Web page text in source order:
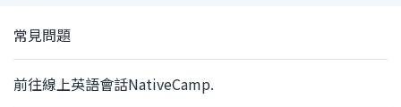
常見問題
前往線上英語會話NativeCamp.